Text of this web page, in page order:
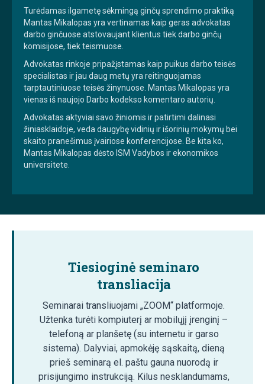
Turėdamas ilgametę sėkmingą ginčų sprendimo praktiką
Mantas Mikalopas yra vertinamas kaip geras advokatas
darbo ginčuose atstovaujant klientus tiek darbo ginčų
komisijose, tiek teismuose.
Advokatas rinkoje pripažįstamas kaip puikus darbo teisės
specialistas ir jau daug metų yra reitinguojamas
tarptautiniuose teisės žinynuose. Mantas Mikalopas yra
vienas iš naujojo Darbo kodekso komentaro autorių.
Advokatas aktyviai savo žiniomis ir patirtimi dalinasi
žiniasklaidoje, veda daugybę vidinių ir išorinių mokymų bei
skaito pranešimus įvairiose konferencijose. Be kita ko,
Mantas Mikalopas dėsto ISM Vadybos ir ekonomikos
universitete.
Tiesioginė seminaro
transliacija
Seminarai transliuojami „ZOOM“ platformoje.
Užtenka turėti kompiuterį ar mobilųjį įrenginį –
telefoną ar planšetę (su internetu ir garso
sistema). Dalyviai, apmokėję sąskaitą, dieną
prieš seminarą el. paštu gauna nuorodą ir
prisijungimo instrukciją. Kilus nesklandumams,